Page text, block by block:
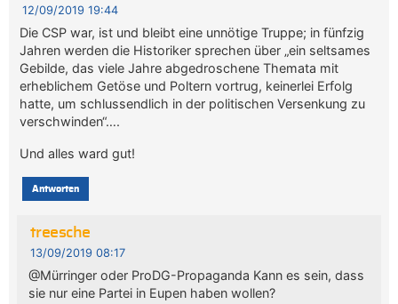
12/09/2019 19:44
Die CSP war, ist und bleibt eine unnötige Truppe; in fünfzig
Jahren werden die Historiker sprechen über „ein seltsames
Gebilde, das viele Jahre abgedroschene Themata mit
erheblichem Getöse und Poltern vortrug, keinerlei Erfolg
hatte, um schlussendlich in der politischen Versenkung zu
verschwinden“….
Und alles ward gut!
Antworten
treesche
13/09/2019 08:17
@Mürringer oder ProDG-Propaganda Kann es sein, dass
sie nur eine Partei in Eupen haben wollen?